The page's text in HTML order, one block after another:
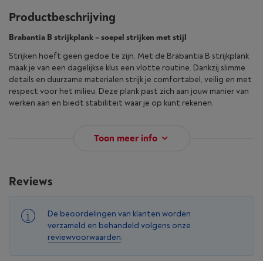
Productbeschrijving
Brabantia B strijkplank – soepel strijken met stijl
Strijken hoeft geen gedoe te zijn. Met de Brabantia B strijkplank
maak je van een dagelijkse klus een vlotte routine. Dankzij slimme
details en duurzame materialen strijk je comfortabel, veilig en met
respect voor het milieu. Deze plank past zich aan jouw manier van
werken aan en biedt stabiliteit waar je op kunt rekenen.
Toon meer info
Reviews
De beoordelingen van klanten worden
verzameld en behandeld volgens onze
reviewvoorwaarden.